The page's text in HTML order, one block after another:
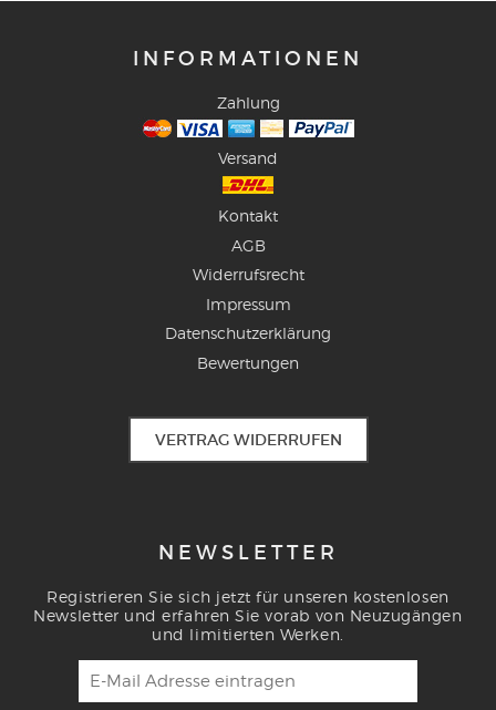
INFORMATIONEN
Zahlung
Versand
Kontakt
AGB
Widerrufsrecht
Impressum
Datenschutzerklärung
Bewertungen
VERTRAG WIDERRUFEN
NEWSLETTER
Registrieren Sie sich jetzt für unseren kostenlosen
Newsletter und erfahren Sie vorab von Neuzugängen
und limitierten Werken.